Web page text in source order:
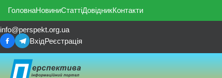
ГоловнаНовиниСтаттіДовідникКонтакти
info@perspekt.org.ua
ВхідРеєстрація